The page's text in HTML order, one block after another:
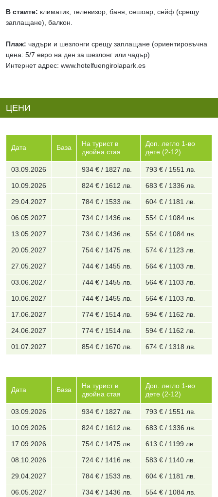
В стаите: климатик, телевизор, баня, сешоар, сейф (срещу
заплащане), балкон.
Плаж: чадъри и шезлонги срещу заплащане (ориентировъчна
цена: 5/7 евро на ден за шезлонг или чадър)
Интернет адрес: www.hotelfuengirolapark.es
ЦЕНИ
Дата База
На турист в
двойна стая
Доп. легло 1-во
дете (2-12)
03.09.2026 934 € / 1827 лв. 793 € / 1551 лв.
10.09.2026 824 € / 1612 лв. 683 € / 1336 лв.
29.04.2027 784 € / 1533 лв. 604 € / 1181 лв.
06.05.2027 734 € / 1436 лв. 554 € / 1084 лв.
13.05.2027 734 € / 1436 лв. 554 € / 1084 лв.
20.05.2027 754 € / 1475 лв. 574 € / 1123 лв.
27.05.2027 744 € / 1455 лв. 564 € / 1103 лв.
03.06.2027 744 € / 1455 лв. 564 € / 1103 лв.
10.06.2027 744 € / 1455 лв. 564 € / 1103 лв.
17.06.2027 774 € / 1514 лв. 594 € / 1162 лв.
24.06.2027 774 € / 1514 лв. 594 € / 1162 лв.
01.07.2027 854 € / 1670 лв. 674 € / 1318 лв.
Дата База
На турист в
двойна стая
Доп. легло 1-во
дете (2-12)
03.09.2026 934 € / 1827 лв. 793 € / 1551 лв.
10.09.2026 824 € / 1612 лв. 683 € / 1336 лв.
17.09.2026 754 € / 1475 лв. 613 € / 1199 лв.
08.10.2026 724 € / 1416 лв. 583 € / 1140 лв.
29.04.2027 784 € / 1533 лв. 604 € / 1181 лв.
06.05.2027 734 € / 1436 лв. 554 € / 1084 лв.